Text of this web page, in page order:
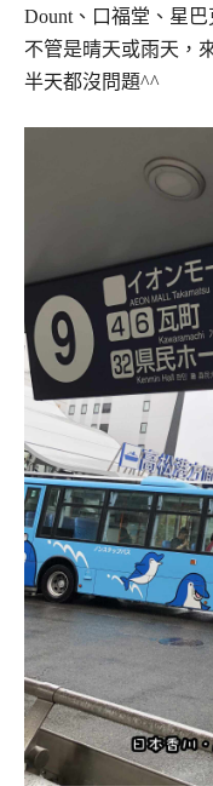
Dount、口福堂、星
不管是晴天或雨天，
半天都沒問題^^